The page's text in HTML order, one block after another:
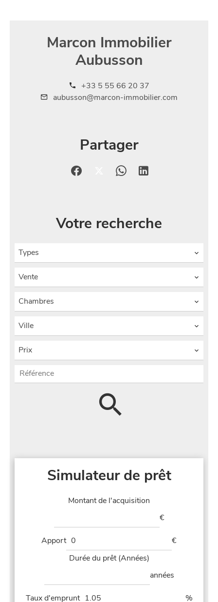
Marcon Immobilier
Aubusson
+33 5 55 66 20 37
aubusson@marcon-immobilier.com
Partager
Votre recherche
Types
Vente
Chambres
Ville
Prix
Simulateur de prêt
Montant de l'acquisition
€
Apport €
Durée du prêt (Années)
années
Taux d'emprunt %